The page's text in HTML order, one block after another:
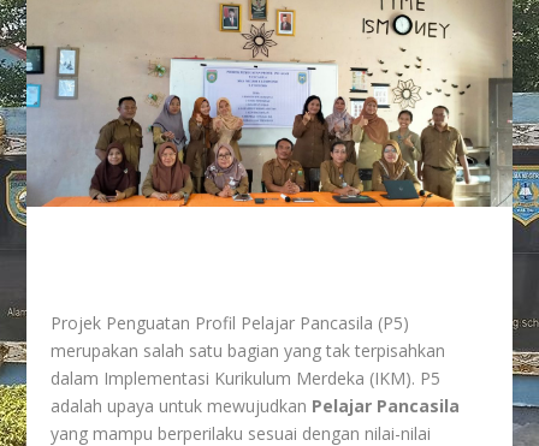
Projek Penguatan Profil Pelajar Pancasila (P5)
merupakan salah satu bagian yang tak terpisahkan
dalam Implementasi Kurikulum Merdeka (IKM). P5
adalah upaya untuk mewujudkan Pelajar Pancasila
yang mampu berperilaku sesuai dengan nilai-nilai